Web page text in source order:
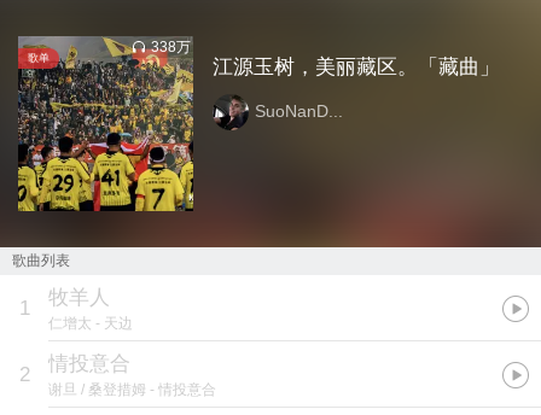
歌单
338万
江源玉树，美丽藏区。「藏曲」
SuoNanD...
歌曲列表
1 牧羊人
仁增太 - 天边
2 情投意合
谢旦 / 桑登措姆 - 情投意合